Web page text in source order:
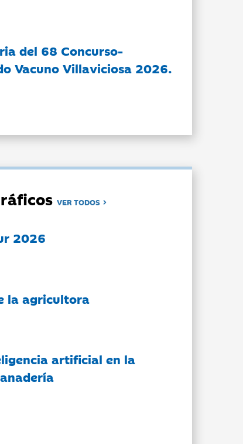
del 68 Concurso-
Vacuno Villaviciosa 2026.
VER TODOS
2026
la agricultora
artificial en la